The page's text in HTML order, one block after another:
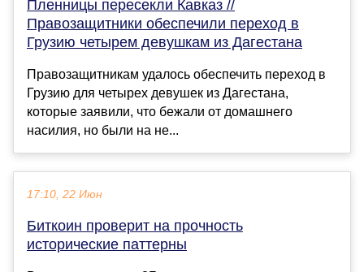
Пленницы пересекли Кавказ //
Правозащитники обеспечили переход в
Грузию четырем девушкам из Дагестана
Правозащитникам удалось обеспечить переход в
Грузию для четырех девушек из Дагестана,
которые заявили, что бежали от домашнего
насилия, но были на не...
17:10, 22 Июн
Биткоин проверит на прочность
исторические паттерны